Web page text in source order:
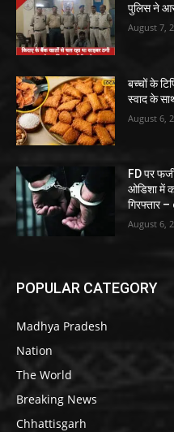
पुलिस ने
August 7,
बच्चों के
स्वाद के
August 6,
FD पर
ओडिशा में
August 6,
POPULAR CATEGORY
Madhya Pradesh
Nation
The World
Breaking News
Chhattisgarh